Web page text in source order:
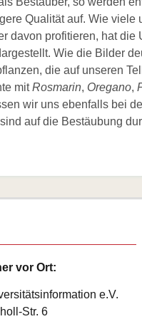
Qualität auf. Wie viele
davon profitieren, hat
Wie die Bilder
die auf unseren
mitRosmarin, Oregano,
wir uns ebenfalls bei
auf die Bestäubung
vor Ort:
e.V.
Str. 6